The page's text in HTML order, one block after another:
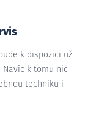
k dispozici už
Navíc k tomu nic
techniku i